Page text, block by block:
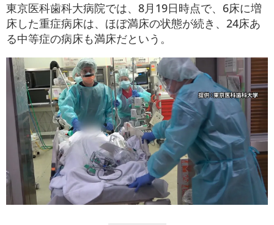
東京医科歯科大病院では、8月19日時点で、6床に増
床した重症病床は、ほぼ満床の状態が続き、24床あ
る中等症の病床も満床だという。